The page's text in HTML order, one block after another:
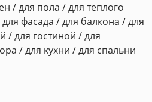
/ для пола / для теплого
фасада / для балкона / для
/ для гостиной / для
/ для кухни / для спальни